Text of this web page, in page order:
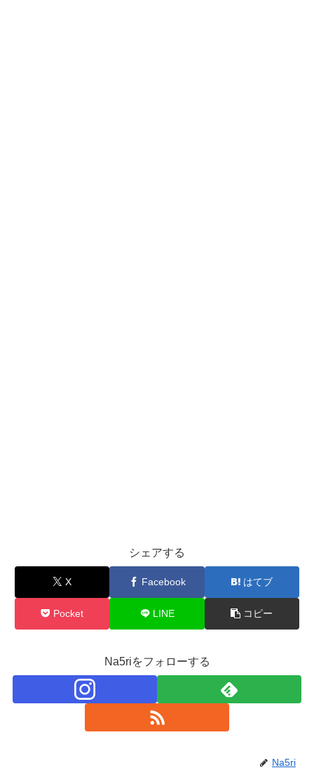
シェアする
X Facebook はてブ
Pocket LINE コピー
Na5riをフォローする
Na5ri